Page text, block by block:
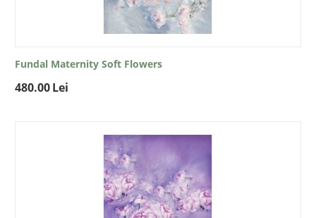
Fundal Maternity Soft Flowers
480.00Lei